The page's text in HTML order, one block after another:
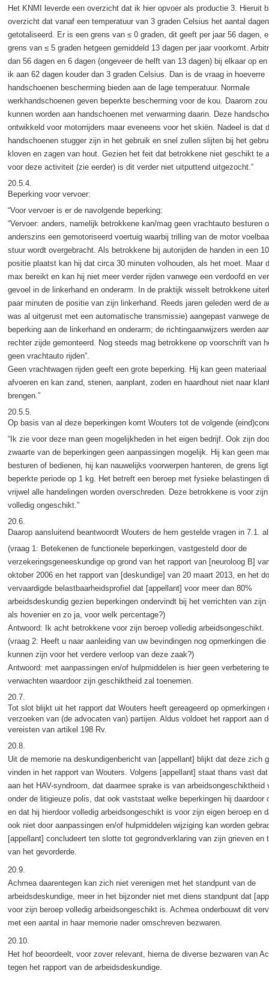
Het KNMI leverde een overzicht dat ik hier opvoer als productie 3. Hieruit
overzicht dat vanaf een temperatuur van 3 graden Celsius het aantal
getotaliseerd. Er is een grens van ≤ 0 graden, dit geeft per jaar 56 dagen,
grens van ≤ 5 graden hetgeen gemiddeld 13 dagen per jaar voorkomt.
dan 56 dagen en 6 dagen (ongeveer de helft van 13 dagen) bij elkaar op
ik aan 62 dagen kouder dan 3 graden Celsius. Dan is de vraag in hoeverre
handschoenen bescherming bieden aan de lage temperatuur. Normale
werkhandschoenen geven beperkte bescherming voor de kou. Daarom
kunnen worden aan handschoenen met verwarming daarin. Deze
ontwikkeld voor motorrijders maar eveneens voor het skiën. Nadeel is dat
handschoenen stugger zijn in het gebruik en snel zullen slijten bij het
kloven en zagen van hout. Gezien het feit dat betrokkene niet geschikt te
voor deze activiteit (zie eerder) is dit verder niet uitputtend uitgezocht.”
20.5.4.
Beperking voor vervoer:
“Voor vervoer is er de navolgende beperking:
“Vervoer: anders, namelijk betrokkene kan/mag geen vrachtauto besturen
anderszins een gemotoriseerd voertuig waarbij trilling van de motor
stuur wordt overgebracht. Als betrokkene bij autorijden de handen in een
positie plaatst kan hij dat circa 30 minuten volhouden, als het moet. Maar
max bereikt en kan hij niet meer verder rijden vanwege een verdoofd en
gevoel in de linkerhand en onderarm. In de praktijk wisselt betrokkene
paar minuten de positie van zijn linkerhand. Reeds jaren geleden werd de
was al uitgerust met een automatische transmissie) aangepast vanwege de
beperking aan de linkerhand en onderarm; de richtingaanwijzers werden
rechter zijde gemonteerd. Nog steeds mag betrokkene op voorschrift van
geen vrachtauto rijden”.
Geen vrachtwagen rijden geeft een grote beperking. Hij kan geen materiaal
afvoeren en kan zand, stenen, aanplant, zoden en haardhout niet naar
brengen.”
20.5.5.
Op basis van al deze beperkingen komt Wouters tot de volgende
“Ik zie voor deze man geen mogelijkheden in het eigen bedrijf. Ook zijn
zwaarte van de beperkingen geen aanpassingen mogelijk. Hij kan geen
besturen of bedienen, hij kan nauwelijks voorwerpen hanteren, de grens
beperkte periode op 1 kg. Het betreft een beroep met fysieke belastingen
vrijwel alle handelingen worden overschreden. Deze betrokkene is voor zijn
volledig ongeschikt.”
20.6.
Daarop aansluitend beantwoordt Wouters de hem gestelde vragen in 7.1.
(vraag 1: Betekenen de functionele beperkingen, vastgesteld door de
verzekeringsgeneeskundige op grond van het rapport van [neuroloog B]
oktober 2006 en het rapport van [deskundige] van 20 maart 2013, en het
vervaardigde belastbaarheidsprofiel dat [appellant] voor meer dan 80%
arbeidsdeskundig gezien beperkingen ondervindt bij het verrichten van zijn
als hovenier en zo ja, voor welk percentage?)
Antwoord: Ik acht betrokkene voor zijn beroep volledig arbeidsongeschikt.
(vraag 2: Heeft u naar aanleiding van uw bevindingen nog opmerkingen die
kunnen zijn voor het verdere verloop van deze zaak?)
Antwoord: met aanpassingen en/of hulpmiddelen is hier geen verbetering te
verwachten waardoor zijn geschiktheid zal toenemen.
20.7.
Tot slot blijkt uit het rapport dat Wouters heeft gereageerd op opmerkingen
verzoeken van (de advocaten van) partijen. Aldus voldoet het rapport aan
vereisten van artikel 198 Rv.
20.8.
Uit de memorie na deskundigenbericht van [appellant] blijkt dat deze zich
vinden in het rapport van Wouters. Volgens [appellant] staat thans vast
aan het HAV-syndroom, dat daarmee sprake is van arbeidsongeschiktheid
onder de litigieuze polis, dat ook vaststaat welke beperkingen hij daardoor
en dat hij hierdoor volledig arbeidsongeschikt is voor zijn eigen beroep en
ook niet door aanpassingen en/of hulpmiddelen wijziging kan worden
[appellant] concludeert ten slotte tot gegrondverklaring van zijn grieven en
van het gevorderde.
20.9.
Achmea daarentegen kan zich niet verenigen met het standpunt van de
arbeidsdeskundige, meer in het bijzonder niet met diens standpunt dat
voor zijn beroep volledig arbeidsongeschikt is. Achmea onderbouwt dit
met een aantal in haar memorie nader omschreven bezwaren.
20.10.
Het hof beoordeelt, voor zover relevant, hierna de diverse bezwaren van
tegen het rapport van de arbeidsdeskundige.